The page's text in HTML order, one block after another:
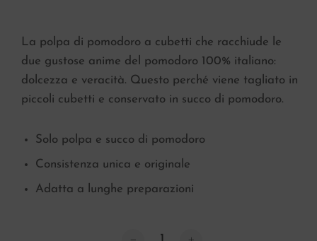
La polpa di pomodoro a cubetti che racchiude le
due gustose anime del pomodoro 100% italiano:
dolcezza e veracità. Questo perché viene tagliato in
piccoli cubetti e conservato in succo di pomodoro.
Solo polpa e succo di pomodoro
Consistenza unica e originale
Adatta a lunghe preparazioni
Polpa di pomodoro a cubetti in